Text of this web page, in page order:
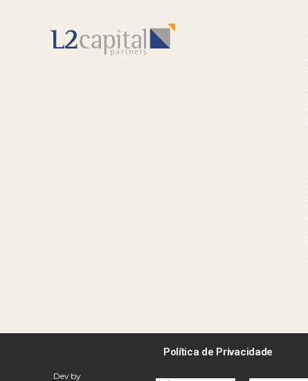
Dev by
Política de Privacidade